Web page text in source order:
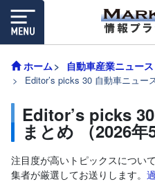
ホーム 自動車産業ニュース
Editor’s picks 30 自動車ニュー
Editor’s picks
まとめ （2026年
注目度が高いトピックスについ
集者が厳選してお送りします。